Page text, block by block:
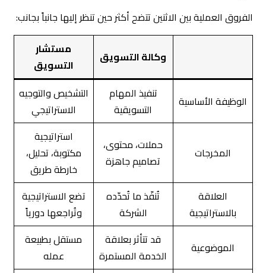
الفروق العملية بين الاثنين تتضح أكثر حين تنظر إليها جانباً بجانب:
وكالة التسويق
مستشار
التسويق
الوظيفة الأساسية
تنفيذ المهام
التسويقية
التشخيص والتوجيه
الاستراتيجي
المخرجات
حملات، محتوى،
تصاميم جاهزة
استراتيجية
مكتوبة، تحليل،
خارطة طريق
العلاقة
بالاستراتيجية
تُنفّذ ما تُحدّده
الشركة
تضع الاستراتيجية
وتُراجعها دورياً
الموضوعية
قد تتأثر بعلاقة
الخدمة المستمرة
مستقل بطبيعة
عمله